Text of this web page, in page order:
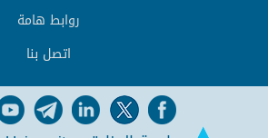
روابط هامة
اتصل بنا